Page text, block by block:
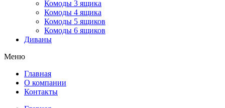
Комоды 3 ящика
Комоды 4 ящика
Комоды 5 ящиков
Комоды 6 ящиков
Диваны
Меню
Главная
О компании
Контакты